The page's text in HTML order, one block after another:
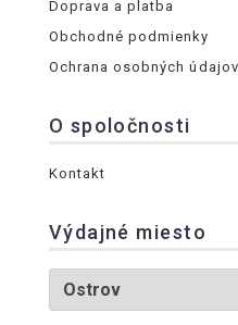
Doprava a platba
Obchodné podmienky
Ochrana osobných údajov
O spoločnosti
Kontakt
Výdajné miesto